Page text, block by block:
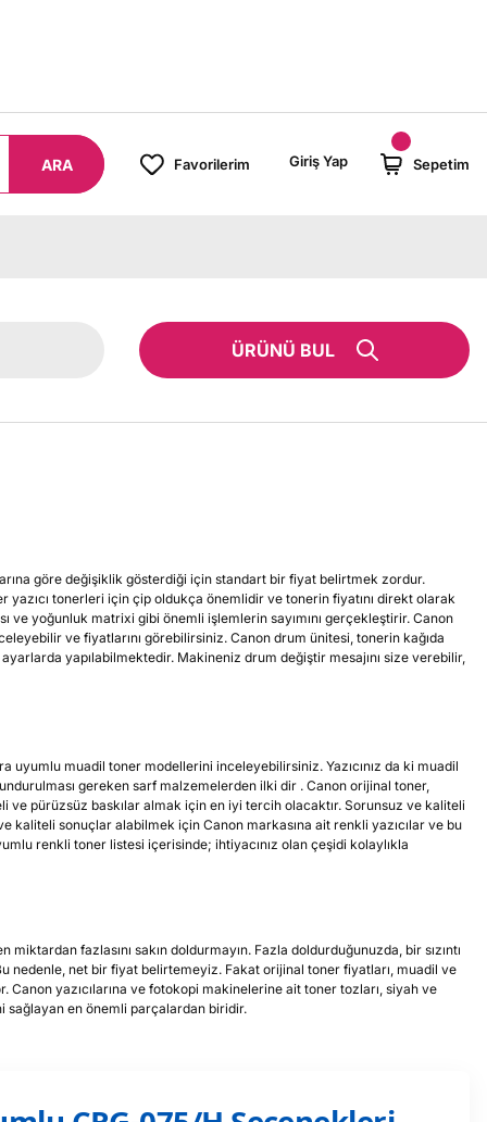
ARA Favorilerim Giriş Yap Sepetim
ÜRÜNÜ BUL
göre değişiklik gösterdiği için standart bir fiyat belirtmek zordur.
yazıcı tonerleri için çip oldukça önemlidir ve tonerin fiyatını direkt olarak
ve yoğunluk matrixi gibi önemli işlemlerin sayımını gerçekleştirir. Canon
ve fiyatlarını görebilirsiniz. Canon drum ünitesi, tonerin kağıda
yapılabilmektedir. Makineniz drum değiştir mesajını size verebilir,
uyumlu muadil toner modellerini inceleyebilirsiniz. Yazıcınız da ki muadil
gereken sarf malzemelerden ilki dir . Canon orijinal toner,
pürüzsüz baskılar almak için en iyi tercih olacaktır. Sorunsuz ve kaliteli
kaliteli sonuçlar alabilmek için Canon markasına ait renkli yazıcılar ve bu
renkli toner listesi içerisinde; ihtiyacınız olan çeşidi kolaylıkla
fazlasını sakın doldurmayın. Fazla doldurduğunuzda, bir sızıntı
nedenle, net bir fiyat belirtemeyiz. Fakat orijinal toner fiyatları, muadil ve
Canon yazıcılarına ve fotokopi makinelerine ait toner tozları, siyah ve
sağlayan en önemli parçalardan biridir.